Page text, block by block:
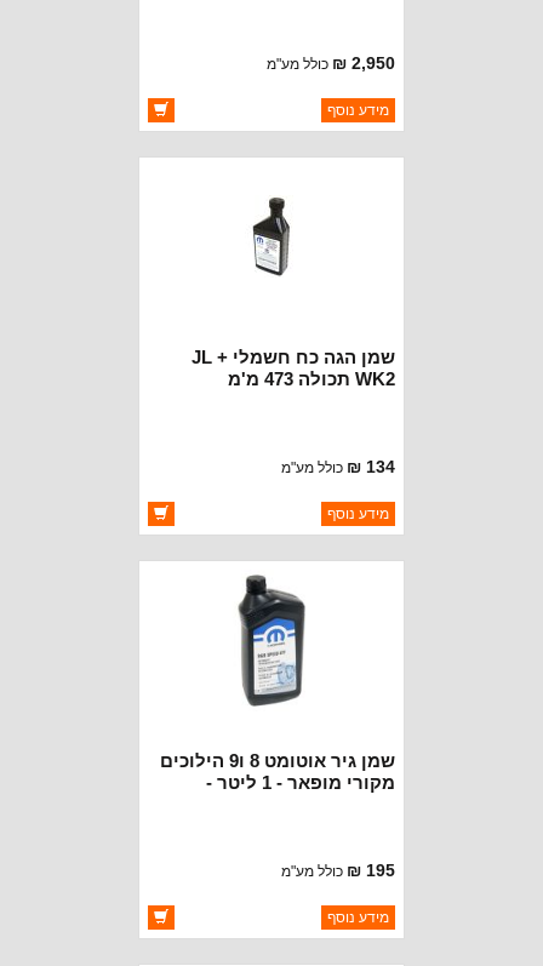
2,950 ₪ כולל מע"מ
ברקוד: BJ2814
יצרן:RUGCEL WINCH
מידע נוסף
שמן הגה כח חשמלי JL +
WK2 תכולה 473 מ'מ
134 ₪ כולל מע"מ
ברקוד: 68088485GB
יצרן:MOPAR CHRYSLER
מידע נוסף
שמן גיר אוטומט 8 ו9 הילוכים
מקורי מופאר - 1 ליטר -
195 ₪ כולל מע"מ
ברקוד: 68218925GC
יצרן:MOPAR CHRYSLER
מידע נוסף